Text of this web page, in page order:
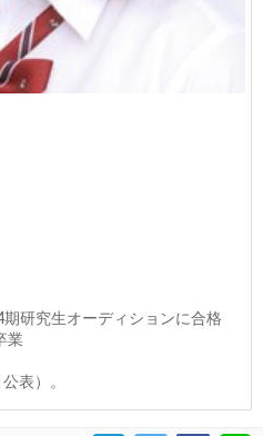
研究生オーディションに合格
業
表）。